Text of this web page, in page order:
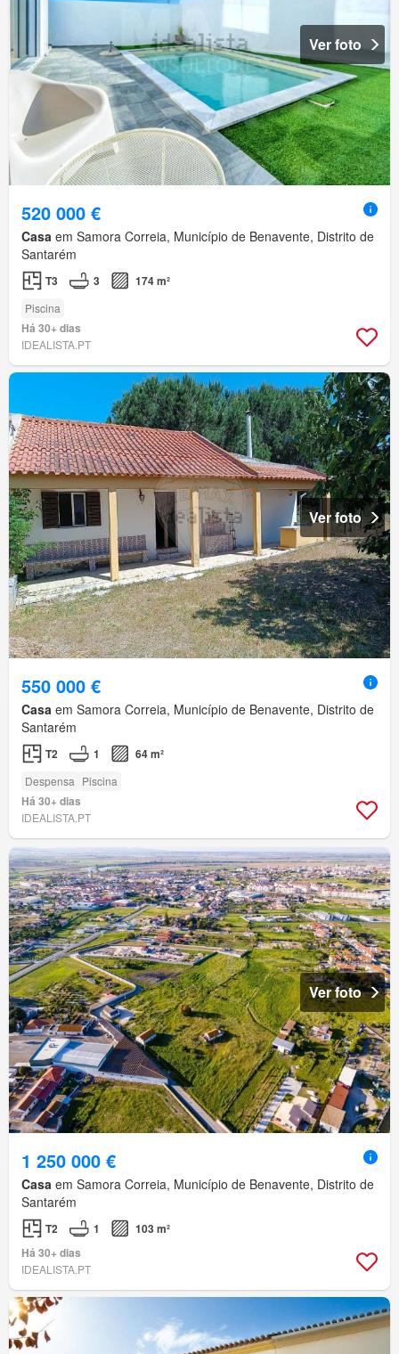
Ver foto
520 000 €
Casa em Samora Correia, Município de Benavente, Distrito de
Santarém
T3 3 174 m²
Piscina
Há 30+ dias
IDEALISTA.PT
Ver foto
550 000 €
Casa em Samora Correia, Município de Benavente, Distrito de
Santarém
T2 1 64 m²
Despensa Piscina
Há 30+ dias
IDEALISTA.PT
Ver foto
1 250 000 €
Casa em Samora Correia, Município de Benavente, Distrito de
Santarém
T2 1
103 m²
Há 30+ dias
IDEALISTA.PT